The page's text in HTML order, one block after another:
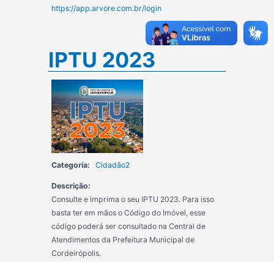
https://app.arvore.com.br/login
IPTU 2023
Categoria: Cidadão2
Descrição:
Consulte e imprima o seu IPTU 2023. Para isso
basta ter em mãos o Código do Imóvel, esse
código poderá ser consultado na Central de
Atendimentos da Prefeitura Municipal de
Cordeirópolis.